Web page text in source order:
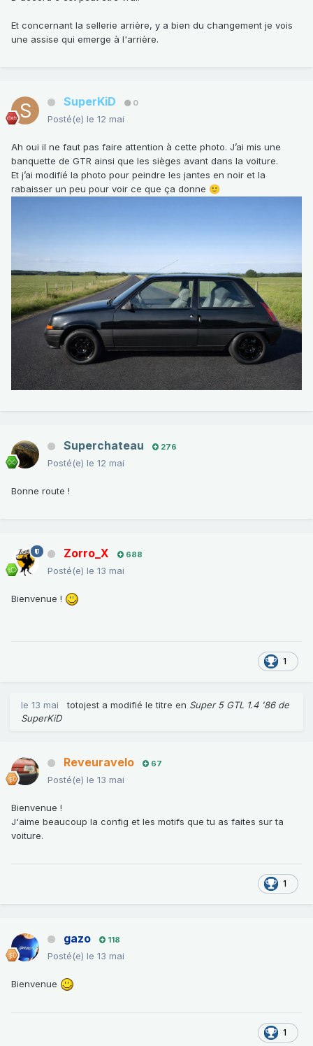
Et concernant la sellerie arrière, y a bien du changement je vois
une assise qui emerge à l'arrière.
SuperKiD 0
Posté(e) le 12 mai
Ah oui il ne faut pas faire attention à cette photo. J’ai mis une
banquette de GTR ainsi que les sièges avant dans la voiture.
Et j’ai modifié la photo pour peindre les jantes en noir et la
rabaisser un peu pour voir ce que ça donne 🙂
Superchateau 276
Posté(e) le 12 mai
Bonne route !
Zorro_X 688
Posté(e) le 13 mai
Bienvenue !
1
le 13 mai totojest a modifié le titre en Super 5 GTL 1.4 '86 de
SuperKiD
Reveuravelo 67
Posté(e) le 13 mai
Bienvenue !
J'aime beaucoup la config et les motifs que tu as faites sur ta
voiture.
1
gazo 118
Posté(e) le 13 mai
Bienvenue
1